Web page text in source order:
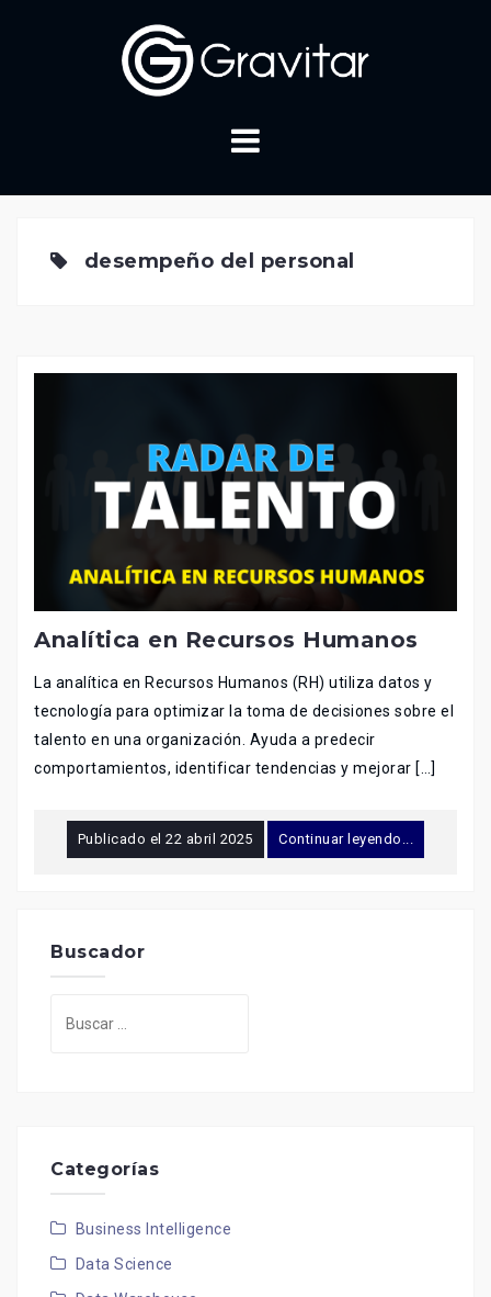
desempeño del personal
Analítica en Recursos Humanos
La analítica en Recursos Humanos (RH) utiliza datos y
tecnología para optimizar la toma de decisiones sobre el
talento en una organización. Ayuda a predecir
comportamientos, identificar tendencias y mejorar […]
Publicado el22 abril 2025 Continuar leyendo...
Buscador
Categorías
Business Intelligence
Data Science